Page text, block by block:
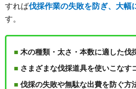
すれば伐採作業の失敗を防ぎ、大幅
す。
木の種類・太さ・本数に適した伐
さまざまな伐採道具を使いこなす
伐採の失敗や無駄な出費を防ぐ方